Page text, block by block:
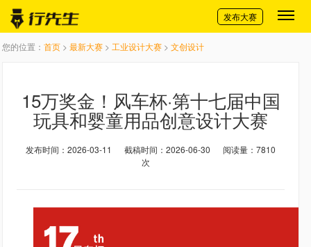
切换导航
发布大赛
您的位置： 首页 > 最新大赛 > 工业设计大赛 > 文创设计
15万奖金！风车杯·第十七届中国
玩具和婴童用品创意设计大赛
发布时间：2026-03-11 截稿时间：2026-06-30
阅读量：7810
次